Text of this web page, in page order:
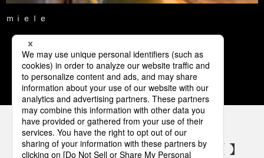
ｍｉｅｌｅ
1 2 3 4 5
パナソニックの電気設備 SNSアカウント